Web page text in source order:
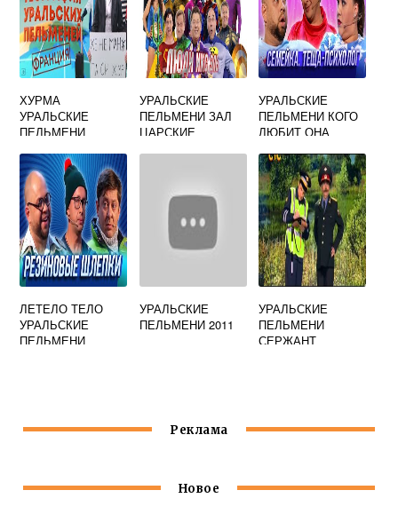
ХУРМА
УРАЛЬСКИЕ
ПЕЛЬМЕНИ
УРАЛЬСКИЕ
ПЕЛЬМЕНИ ЗАЛ
ЦАРСКИЕ
УРАЛЬСКИЕ
ПЕЛЬМЕНИ КОГО
ЛЮБИТ ОНА
ЛЕТЕЛО ТЕЛО
УРАЛЬСКИЕ
ПЕЛЬМЕНИ
УРАЛЬСКИЕ
ПЕЛЬМЕНИ 2011
УРАЛЬСКИЕ
ПЕЛЬМЕНИ
СЕРЖАНТ
Реклама
Новое